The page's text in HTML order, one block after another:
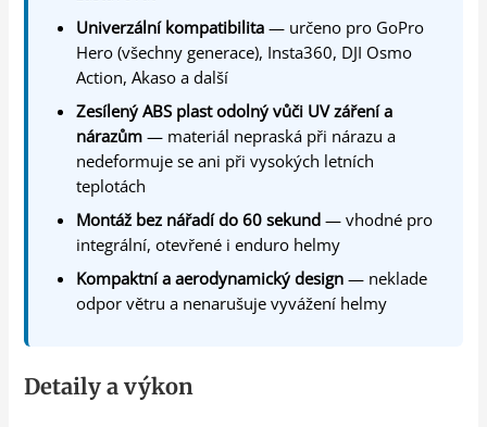
Univerzální kompatibilita — určeno pro GoPro
Hero (všechny generace), Insta360, DJI Osmo
Action, Akaso a další
Zesílený ABS plast odolný vůči UV záření a
nárazům — materiál nepraská při nárazu a
nedeformuje se ani při vysokých letních
teplotách
Montáž bez nářadí do 60 sekund — vhodné pro
integrální, otevřené i enduro helmy
Kompaktní a aerodynamický design — neklade
odpor větru a nenarušuje vyvážení helmy
Detaily a výkon